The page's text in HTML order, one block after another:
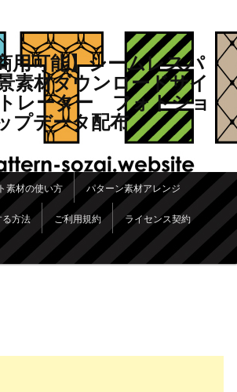
用可能】シームレスパ
素材ダウンロードサイ
レーター フォトショ
プデータ配布
へ移動
移動
素材の使い方 パターン素材アレンジ
方法 ご利用規約 ライセンス契約